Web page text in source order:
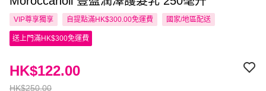
VIP尊享獨享 自提點滿HK$300.00免運費 國家/地區配送
送上門滿HK$300免運費
HK$250.00
HK$122.00